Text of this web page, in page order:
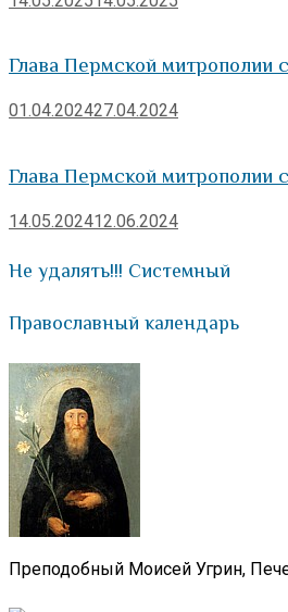
Глава Пермской митрополии
01.04.202427.04.2024
Глава Пермской митрополии
14.05.202412.06.2024
Не удалять!!! Системный
Православный календарь
Преподобный Моисей Угрин,